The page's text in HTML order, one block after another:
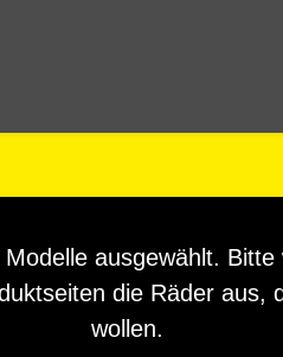
ausgewählt.
die Räder aus,
wollen.